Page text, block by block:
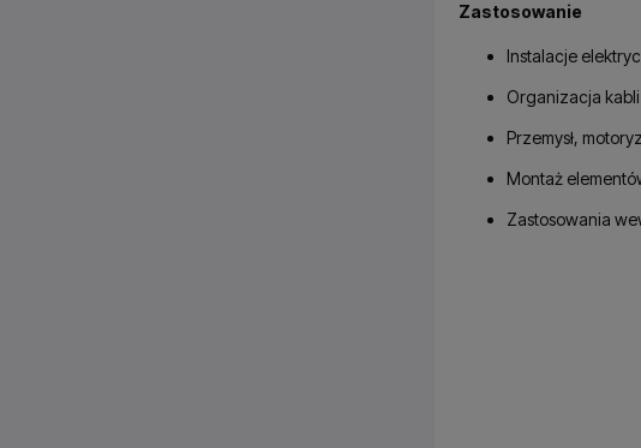
Zastosowanie
Instalacje
Organizacja
Przemysł,
Montaż
Zastosowania